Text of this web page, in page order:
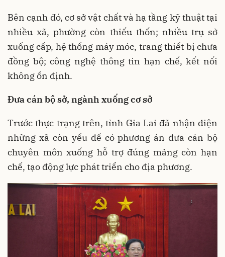
Bên cạnh đó, cơ sở vật chất và hạ tầng kỹ thuật tại
nhiều xã, phường còn thiếu thốn; nhiều trụ sở
xuống cấp, hệ thống máy móc, trang thiết bị chưa
đồng bộ; công nghệ thông tin hạn chế, kết nối
không ổn định.
Đưa cán bộ sở, ngành xuống cơ sở
Trước thực trạng trên, tỉnh Gia Lai đã nhận diện
những xã còn yếu để có phương án đưa cán bộ
chuyên môn xuống hỗ trợ đúng mảng còn hạn
chế, tạo động lực phát triển cho địa phương.